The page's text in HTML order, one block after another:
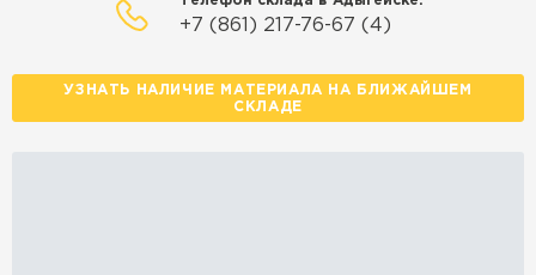
+7 (861) 217-76-67 (4)
УЗНАТЬ НАЛИЧИЕ МАТЕРИАЛА НА БЛИЖАЙШЕМ
СКЛАДЕ